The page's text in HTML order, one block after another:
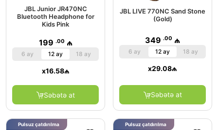
JBL Junior JR470NC
Bluetooth Headphone for
Kids Pink
199 .00 ₼
6 ay 12 ay 18 ay
x16.58₼
Səbətə at
JBL LIVE 770NC Sand Stone
(Gold)
349 .00 ₼
6 ay 12 ay 18 ay
x29.08₼
Səbətə at
Pulsuz çatdırılma Pulsuz çatdırılma